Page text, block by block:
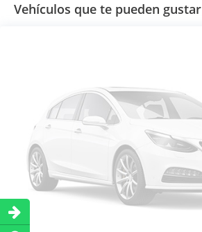
Vehículos que te pueden gustar